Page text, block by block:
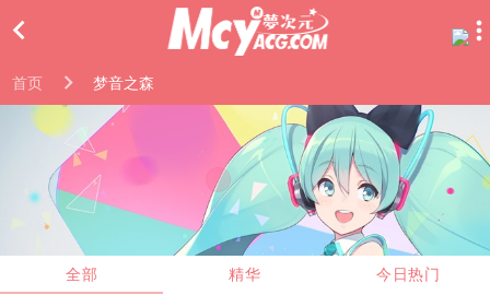

首页 梦音之森
全部 精华
今日热门